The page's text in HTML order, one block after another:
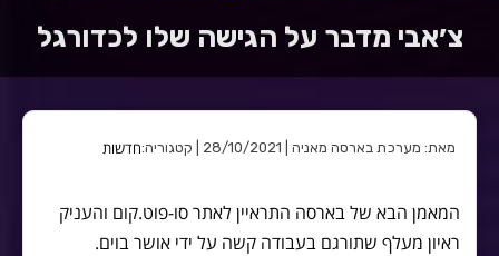
צ׳אבי מדבר על הגישה שלו לכדורגל
מאת: מערכת בארסה מאניה | 28/10/2021 | קטגוריה: חדשות
המאמן הבא של בארסה התראיין לאתר סו-פוט.קום והעניק
ראיון מעלף שתורגם בעבודה קשה על ידי אושר בוים.